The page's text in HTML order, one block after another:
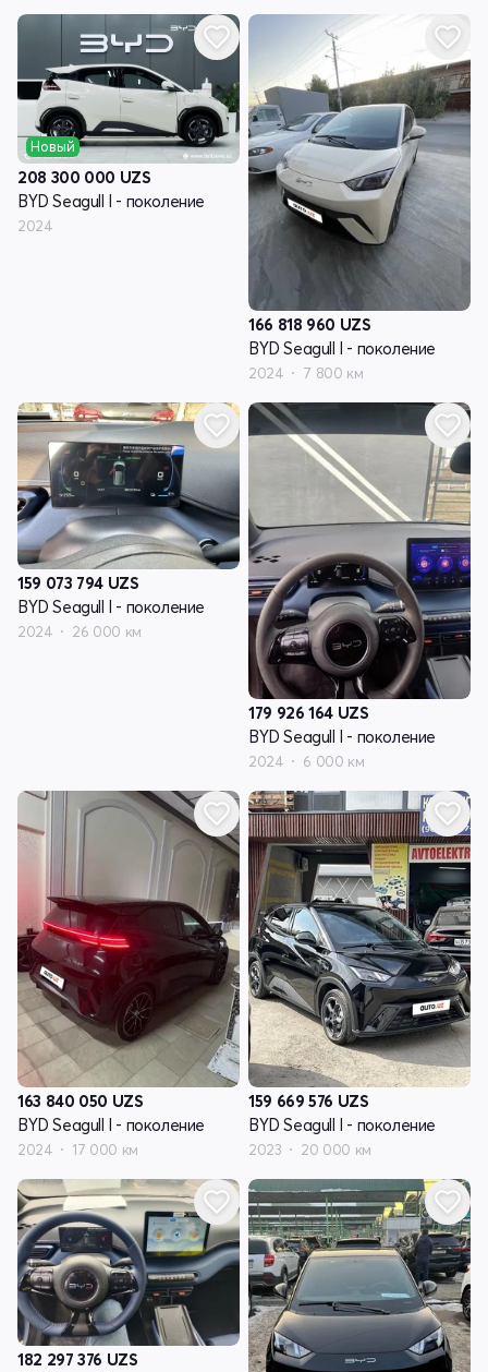
Новый
208 300 000 UZS
BYD Seagull I - поколение
2024
166 818 960 UZS
BYD Seagull I - поколение
2024 7 800 км
159 073 794 UZS
BYD Seagull I - поколение
2024 26 000 км
179 926 164 UZS
BYD Seagull I - поколение
2024 6 000 км
163 840 050 UZS
BYD Seagull I - поколение
2024 17 000 км
159 669 576 UZS
BYD Seagull I - поколение
2023 20 000 км
182 297 376 UZS